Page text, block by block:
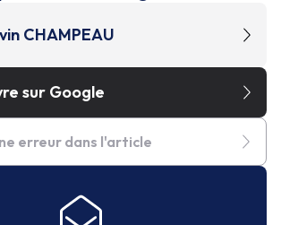
CHAMPEAU
sur Google
erreur dans l'article